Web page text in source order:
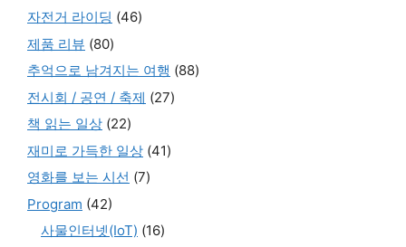
자전거 라이딩 (46)
제품 리뷰 (80)
추억으로 남겨지는 여행 (88)
전시회 / 공연 / 축제 (27)
책 읽는 일상 (22)
재미로 가득한 일상 (41)
영화를 보는 시선 (7)
Program (42)
사물인터넷(IoT) (16)